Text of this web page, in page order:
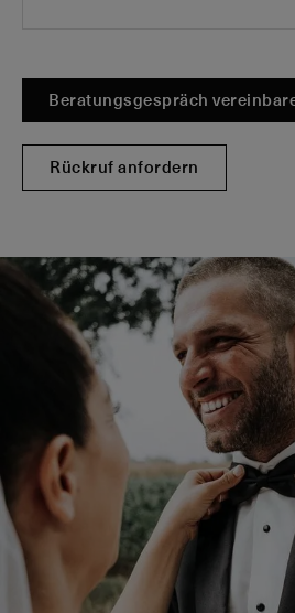
Beratungsgespräch
Rückruf anfordern